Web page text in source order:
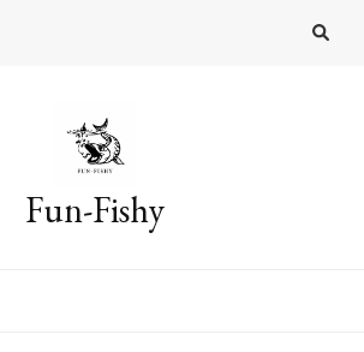
Fun-Fishy